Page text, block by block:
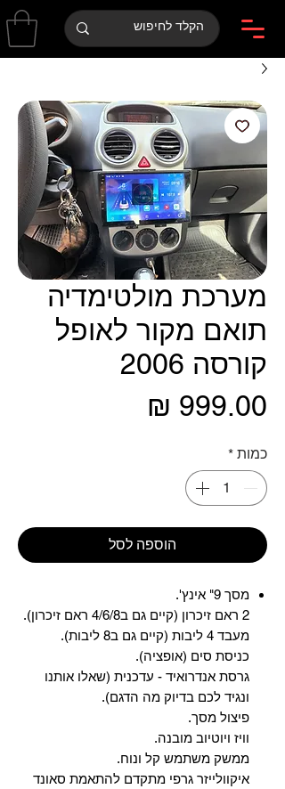
מערכת מולטימדיה
תואם מקור לאופל
קורסה 2006
כמות *
הוספה לסל
מסך 9" אינץ'.
2 ראם זיכרון (קיים גם ב4/6/8 ראם זיכרון).
מעבד 4 ליבות (קיים גם ב8 ליבות).
כניסת סים (אופציה).
גרסת אנדרואיד - עדכנית (שאלו אותנו
ונגיד לכם בדיוק מה הדגם).
פיצול מסך.
וויז ויוטיוב מובנה.
ממשק משתמש קל ונוח.
איקוולייזר גרפי מתקדם להתאמת סאונד